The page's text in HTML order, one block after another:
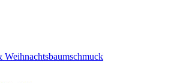
Weihnachtsbaumschmuck